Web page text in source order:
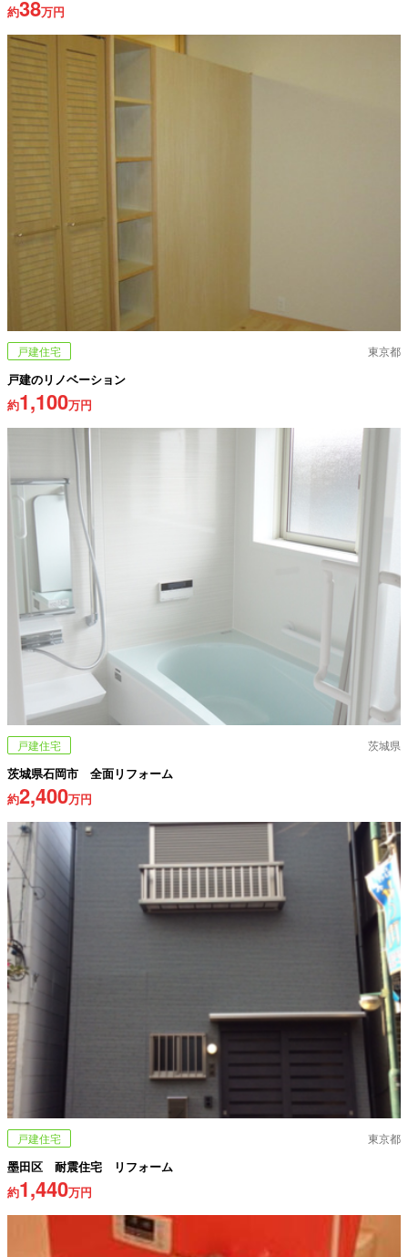
約38万円
戸建住宅 東京都
戸建のリノベーション
約1,100万円
戸建住宅 茨城県
茨城県石岡市 全面リフォーム
約2,400万円
戸建住宅 東京都
墨田区 耐震住宅 リフォーム
約1,440万円